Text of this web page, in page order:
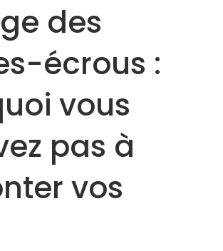
des
écrous :
vous
pas à
vos